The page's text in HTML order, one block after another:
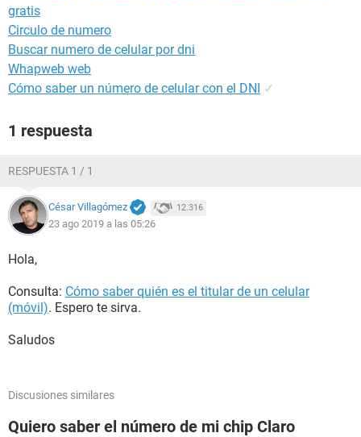
gratis
Circulo de numero
Buscar numero de celular por dni
Whapweb web
Cómo saber un número de celular con el DNI ✓
1 respuesta
RESPUESTA 1 / 1
César Villagómez 12.316
23 ago 2019 a las 05:26
Hola,
Consulta: Cómo saber quién es el titular de un celular
(móvil). Espero te sirva.
Saludos
Discusiones similares
Quiero saber el número de mi chip Claro